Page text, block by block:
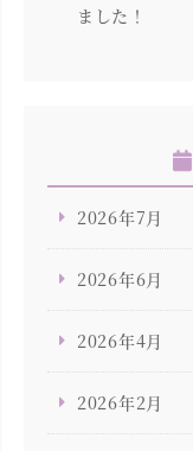
ました！
2026年7月
2026年6月
2026年4月
2026年2月